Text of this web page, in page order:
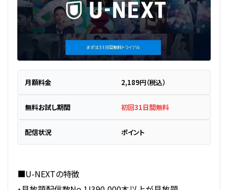
月額料金 2,189円（税込）
無料お試し期間 初回31日間無料
配信状況 ポイント
■U-NEXTの特徴